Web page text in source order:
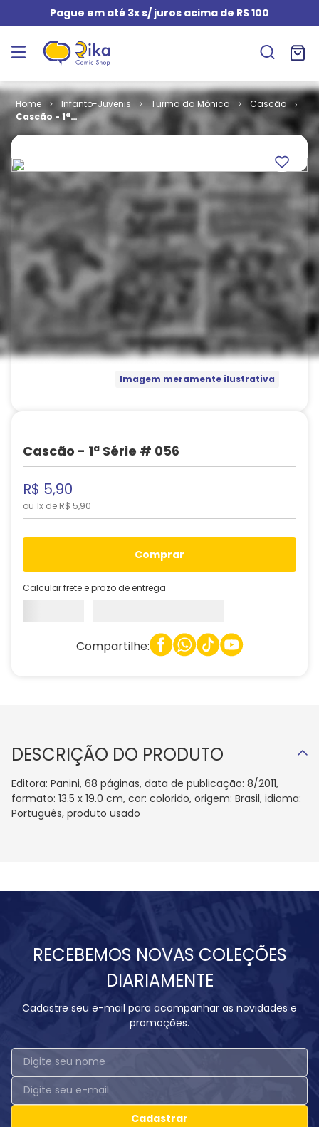
Pague em até 3x s/ juros acima de R$ 100
Infanto-Juvenis Turma da Mônica
Cascão
Cascão - 1ª
Série # 056
Imagem meramente ilustrativa
Cascão - 1ª Série # 056
R$ 5,90
ou 1x de R$ 5,90
comprar
Calcular frete e prazo de entrega
Compartilhe:
DESCRIÇÃO DO PRODUTO
Editora: Panini, 68 páginas, data de publicação: 8/2011,
formato: 13.5 x 19.0 cm, cor: colorido, origem: Brasil, idioma:
Português, produto usado
RECEBEMOS NOVAS COLEÇÕES
DIARIAMENTE
Cadastre seu e-mail para acompanhar as novidades e
promoções.
Cadastrar